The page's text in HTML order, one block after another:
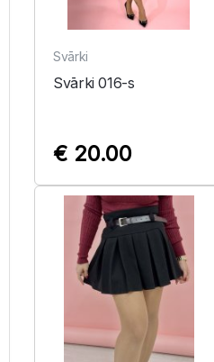
Svārki
Svārki 016-s
€ 20.00